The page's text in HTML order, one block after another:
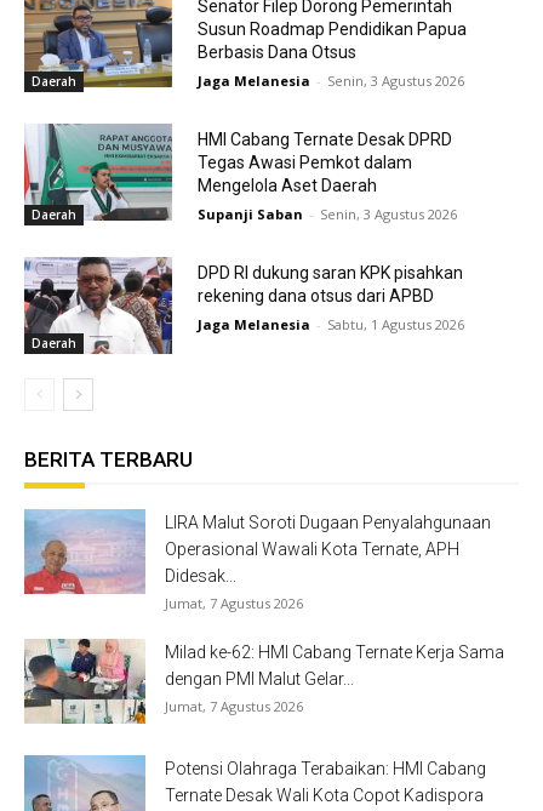
Daerah
Senator Filep Dorong Pemerintah
Susun Roadmap Pendidikan Papua
Berbasis Dana Otsus
Jaga Melanesia - Senin, 3 Agustus 2026
Daerah
HMI Cabang Ternate Desak DPRD
Tegas Awasi Pemkot dalam
Mengelola Aset Daerah
Supanji Saban - Senin, 3 Agustus 2026
Daerah
DPD RI dukung saran KPK pisahkan
rekening dana otsus dari APBD
Jaga Melanesia - Sabtu, 1 Agustus 2026
BERITA TERBARU
LIRA Malut Soroti Dugaan Penyalahgunaan
Operasional Wawali Kota Ternate, APH
Didesak...
Jumat, 7 Agustus 2026
Milad ke-62: HMI Cabang Ternate Kerja Sama
dengan PMI Malut Gelar...
Jumat, 7 Agustus 2026
Potensi Olahraga Terabaikan: HMI Cabang
Ternate Desak Wali Kota Copot Kadispora